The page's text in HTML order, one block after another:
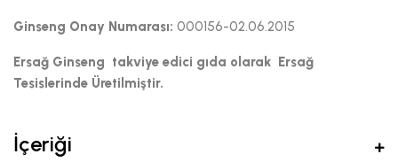
Ginseng Onay Numarası: 000156-02.06.2015
Ersağ Ginseng takviye edici gıda olarak Ersağ
Tesislerinde Üretilmiştir.
İçeriği